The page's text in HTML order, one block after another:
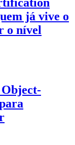
já vive o
o nível